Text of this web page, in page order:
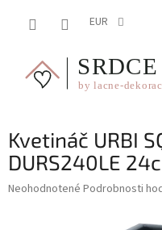
EUR
Kvetináč URBI
DURS240LE
Priemerné
Neohodnotené Podrobnosti